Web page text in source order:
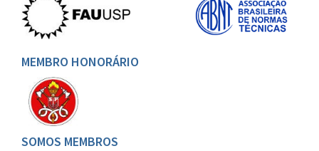
MEMBRO HONORÁRIO
SOMOS MEMBROS